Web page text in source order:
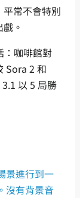
常不會特別
。
：咖啡館對
Sora 2 和
以 5 局勝
景進行到一
沒有背景音